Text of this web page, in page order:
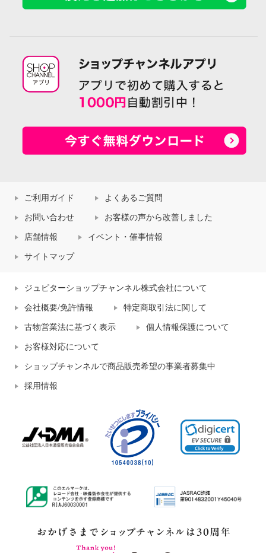
ご利用ガイド よくあるご質問
お問い合わせ お客様の声から改善しました
店舗情報 イベント・催事情報
サイトマップ
ジュピターショップチャンネル株式会社について
会社概要/免許情報 特定商取引法に関して
古物営業法に基づく表示 個人情報保護について
お客様対応について
ショップチャンネルで商品販売希望の事業者募集中
採用情報